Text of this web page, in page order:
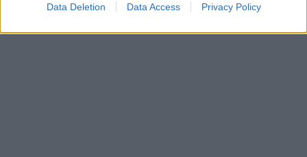
Data Deletion Data Access Privacy Policy